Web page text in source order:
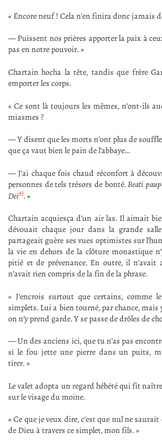
« Encore neuf ! Cela n’en finira donc jamais
— Puissent nos prières apporter la paix à
pas en notre pouvoir. »
Chartain hocha la tête, tandis que frère
emporter les corps.
« Ce sont là toujours les mêmes, n’ont-ils
miasmes ?
— Y disent que les morts n’ont plus de
que ça vaut bien le pain de l’abbaye…
— J’ai chaque fois chaud réconfort à
personnes de tels trésors de bonté.Beati
Dei3). »
Chartain acquiesça d’un air las. Il aimait
dévouait chaque jour dans la grande
partageait guère ses vues optimistes sur
la vie en dehors de la clôture monastique
pitié et de prévenance. En outre, il
n’avait rien compris de la fin de la phrase.
« J’encrois surtout que certains, comme
simplets. Lui a bien tourné, par chance,
on n’y prend garde. Y se passe de drôles de
— Un des anciens ici, que tu n’as pas
si le fou jette une pierre dans un puits,
tirer. »
Le valet adopta un regard hébété qui fit
sur le visage du moine.
« Ce que je veux dire, c’est que nul ne
de Dieu à travers ce simplet, mon fils. »